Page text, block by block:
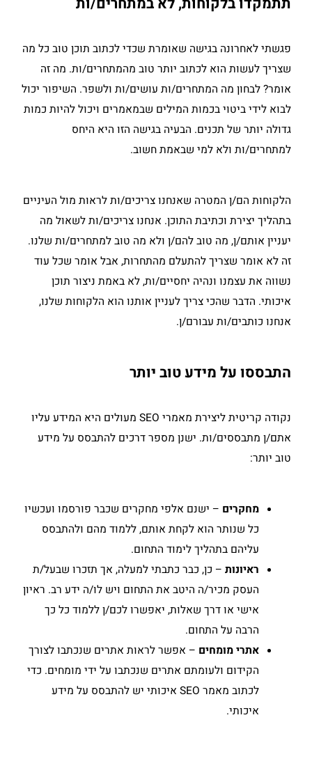
פגשתי לאחרונה בגישה שאומרת שכדי לכתוב תוכן טוב כל מה
שצריך לעשות הוא לכתוב יותר טוב מהמתחרים/ות. מה זה
אומר? לבחון מה המתחרים/ות עושים/ות ולשפר. השיפור יכול
לבוא לידי ביטוי בכמות המילים שבמאמרים ויכול להיות כמות
גדולה יותר של תכנים. הבעיה בגישה הזו היא היחס
למתחרים/ות ולא למי שבאמת חשוב.
הלקוחות הם/ן המטרה שאנחנו צריכים/ות לראות מול העיניים
בתהליך יצירת וכתיבת התוכן. אנחנו צריכים/ות לשאול מה
יעניין אותם/ן, מה טוב להם/ן ולא מה טוב למתחרים/ות שלנו.
זה לא אומר שצריך להתעלם מהתחרות, אבל אומר שכל עוד
נשווה את עצמנו ונהיה יחסיים/ות, לא באמת ניצור תוכן
איכותי. הדבר שהכי צריך לעניין אותנו הוא הלקוחות שלנו,
אנחנו כותבים/ות עבורם/ן.
התבססו על מידע טוב יותר
נקודה קריטית ליצירת מאמרי SEO מעולים היא המידע עליו
אתם/ן מתבססים/ות. ישנן מספר דרכים להתבסס על מידע
טוב יותר:
מחקרים – ישנם אלפי מחקרים שכבר פורסמו ועכשיו
כל שנותר הוא לקחת אותם, ללמוד מהם ולהתבסס
עליהם בתהליך לימוד התחום.
ראיונות – כן, כבר כתבתי למעלה, אך תזכרו שבעל/ת
העסק מכיר/ה היטב את התחום ויש לו/ה ידע רב. ראיון
אישי או דרך שאלות, יאפשרו לכם/ן ללמוד כל כך
הרבה על התחום.
אתרי מומחים – אפשר לראות אתרים שנכתבו לצורך
הקידום ולעומתם אתרים שנכתבו על ידי מומחים. כדי
לכתוב מאמר SEO איכותי יש להתבסס על מידע
איכותי.